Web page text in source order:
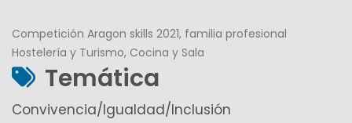
Competición Aragon skills 2021, familia profesional
Hostelería y Turismo, Cocina y Sala
Temática
Convivencia/Igualdad/Inclusión